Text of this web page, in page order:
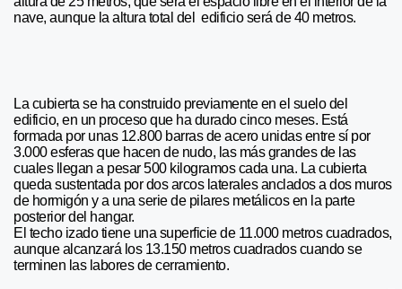
nave, aunque la altura total del edificio será de 40 metros.
La cubierta se ha construido previamente en el suelo del
edificio, en un proceso que ha durado cinco meses. Está
formada por unas 12.800 barras de acero unidas entre sí por
3.000 esferas que hacen de nudo, las más grandes de las
cuales llegan a pesar 500 kilogramos cada una. La cubierta
queda sustentada por dos arcos laterales anclados a dos muros
de hormigón y a una serie de pilares metálicos en la parte
posterior del hangar.
El techo izado tiene una superficie de 11.000 metros cuadrados,
aunque alcanzará los 13.150 metros cuadrados cuando se
terminen las labores de cerramiento.